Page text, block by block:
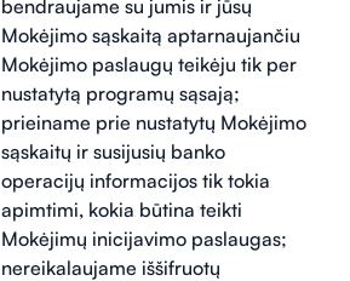
bendraujame su jumis ir jūsų
Mokėjimo sąskaitą aptarnaujančiu
Mokėjimo paslaugų teikėju tik per
nustatytą programų sąsają;
prieiname prie nustatytų Mokėjimo
sąskaitų ir susijusių banko
operacijų informacijos tik tokia
apimtimi, kokia būtina teikti
Mokėjimų inicijavimo paslaugas;
nereikalaujame iššifruotų